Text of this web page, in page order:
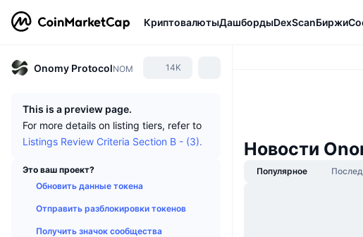
КриптовалютыДашбордыDexScanБиржи
Onomy ProtocolNOM 14K
This is a preview page.
For more details on listing tiers, refer to
Listings Review Criteria Section B - (3).
Это ваш проект?
Обновить данные токена
Отправить разблокировки токенов
Получить значок сообщества
Новости
Популярное